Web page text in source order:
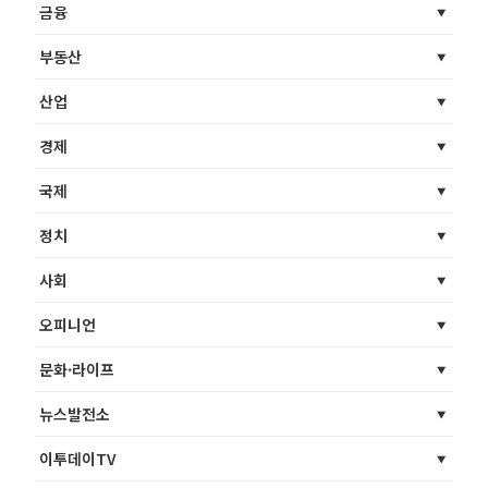
금융
부동산
산업
경제
국제
정치
사회
오피니언
문화·라이프
뉴스발전소
이투데이TV